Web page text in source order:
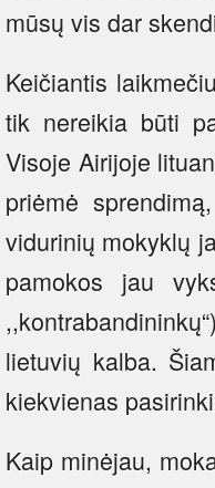
mūsų vis dar
Keičiantis
tik nereikia būti
Visoje Airijoje
priėmė
vidurinių mokyklų
pamokos jau
lietuvių kalba.
kiekvienas
Kaip minėjau,